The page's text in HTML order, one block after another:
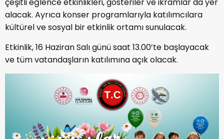
alacak. Ayrıca konser programlarıyla katılımcılara
kültürel ve sosyal bir etkinlik ortamı sunulacak.
Etkinlik, 16 Haziran Salı günü saat 13.00’te başlayacak
ve tüm vatandaşların katılımına açık olacak.